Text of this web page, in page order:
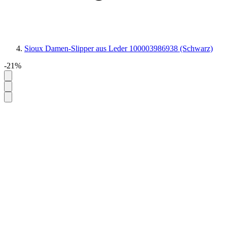
Sioux Damen-Slipper aus Leder 100003986938 (Schwarz)
-21%